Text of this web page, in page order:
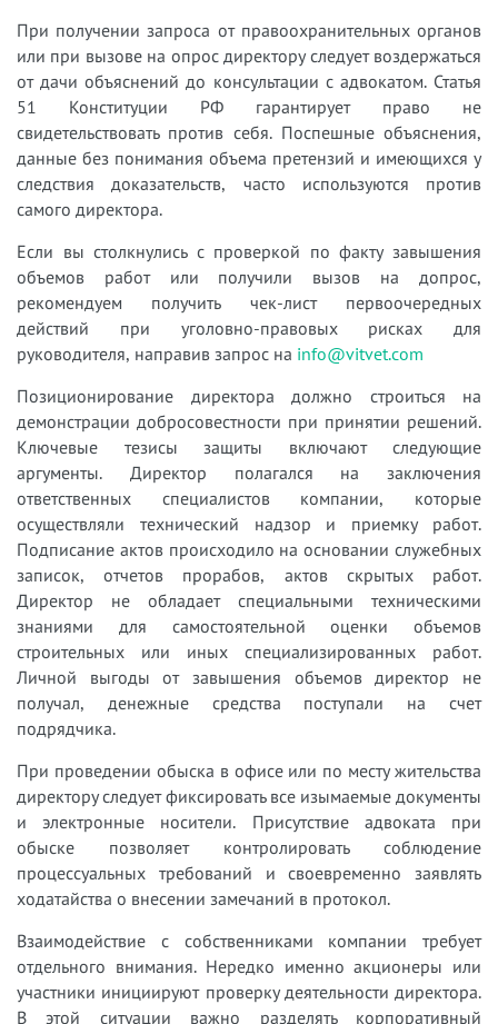
При получении запроса от правоохранительных органов
или при вызове на опрос директору следует воздержаться
от дачи объяснений до консультации с адвокатом. Статья
51 Конституции РФ гарантирует право не
свидетельствовать против себя. Поспешные объяснения,
данные без понимания объема претензий и имеющихся у
следствия доказательств, часто используются против
самого директора.
Если вы столкнулись с проверкой по факту завышения
объемов работ или получили вызов на допрос,
рекомендуем получить чек-лист первоочередных
действий при уголовно-правовых рисках для
руководителя, направив запрос на info@vitvet.com
Позиционирование директора должно строиться на
демонстрации добросовестности при принятии решений.
Ключевые тезисы защиты включают следующие
аргументы. Директор полагался на заключения
ответственных специалистов компании, которые
осуществляли технический надзор и приемку работ.
Подписание актов происходило на основании служебных
записок, отчетов прорабов, актов скрытых работ.
Директор не обладает специальными техническими
знаниями для самостоятельной оценки объемов
строительных или иных специализированных работ.
Личной выгоды от завышения объемов директор не
получал, денежные средства поступали на счет
подрядчика.
При проведении обыска в офисе или по месту жительства
директору следует фиксировать все изымаемые документы
и электронные носители. Присутствие адвоката при
обыске позволяет контролировать соблюдение
процессуальных требований и своевременно заявлять
ходатайства о внесении замечаний в протокол.
Взаимодействие с собственниками компании требует
отдельного внимания. Нередко именно акционеры или
участники инициируют проверку деятельности директора.
В этой ситуации важно разделять корпоративный